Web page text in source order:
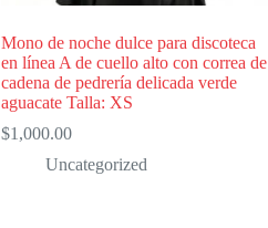
Mono de noche dulce para discoteca
en línea A de cuello alto con correa de
cadena de pedrería delicada verde
aguacate Talla: XS
$1,000.00
Uncategorized